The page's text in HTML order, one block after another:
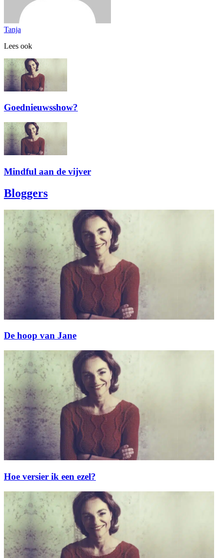
Tanja
Lees ook
Goednieuwsshow?
Mindful aan de vijver
Bloggers
De hoop van Jane
Hoe versier ik een ezel?